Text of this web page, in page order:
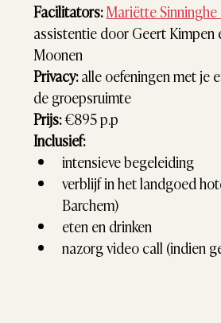
Facilitators:Mariëtte
assistentie door Geert Kimpen
Moonen
Privacy: alle oefeningen met je
de groepsruimte
Prijs: €895 p.p
Inclusief:
intensieve begeleiding
verblijf in het landgoed
Barchem)
eten en drinken
nazorg video call (indien